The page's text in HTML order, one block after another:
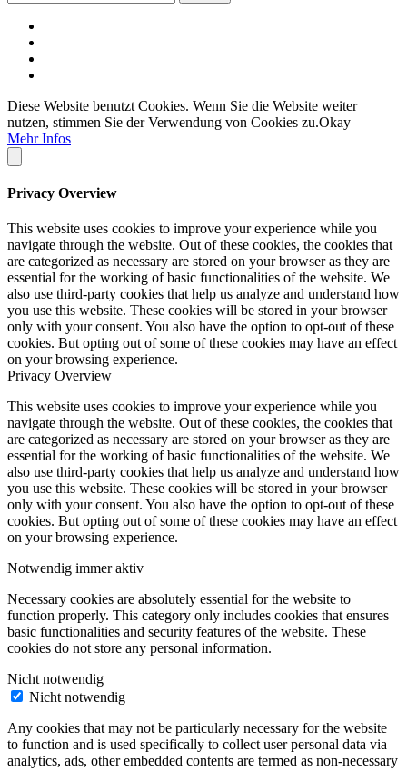
Diese Website benutzt Cookies. Wenn Sie die Website weiter
nutzen, stimmen Sie der Verwendung von Cookies zu.Okay
Mehr Infos
Privacy Overview
This website uses cookies to improve your experience while you
navigate through the website. Out of these cookies, the cookies that
are categorized as necessary are stored on your browser as they are
essential for the working of basic functionalities of the website. We
also use third-party cookies that help us analyze and understand how
you use this website. These cookies will be stored in your browser
only with your consent. You also have the option to opt-out of these
cookies. But opting out of some of these cookies may have an effect
on your browsing experience.
Privacy Overview
This website uses cookies to improve your experience while you
navigate through the website. Out of these cookies, the cookies that
are categorized as necessary are stored on your browser as they are
essential for the working of basic functionalities of the website. We
also use third-party cookies that help us analyze and understand how
you use this website. These cookies will be stored in your browser
only with your consent. You also have the option to opt-out of these
cookies. But opting out of some of these cookies may have an effect
on your browsing experience.
Notwendig immer aktiv
Necessary cookies are absolutely essential for the website to
function properly. This category only includes cookies that ensures
basic functionalities and security features of the website. These
cookies do not store any personal information.
Nicht notwendig
Nicht notwendig
Any cookies that may not be particularly necessary for the website
to function and is used specifically to collect user personal data via
analytics, ads, other embedded contents are termed as non-necessary